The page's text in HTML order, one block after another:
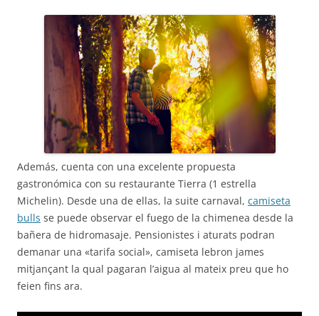
Además, cuenta con una excelente propuesta
gastronómica con su restaurante Tierra (1 estrella
Michelin). Desde una de ellas, la suite carnaval, camiseta
bulls se puede observar el fuego de la chimenea desde la
bañera de hidromasaje. Pensionistes i aturats podran
demanar una «tarifa social», camiseta lebron james
mitjançant la qual pagaran l’aigua al mateix preu que ho
feien fins ara.